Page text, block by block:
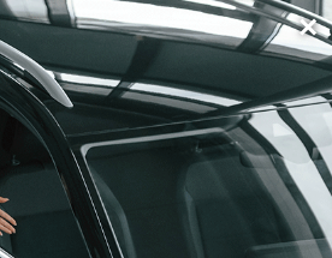
×